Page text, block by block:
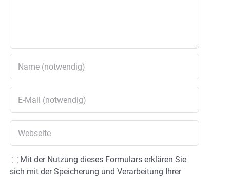
Mit der Nutzung dieses Formulars erklären Sie
sich mit der Speicherung und Verarbeitung Ihrer